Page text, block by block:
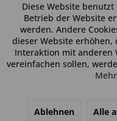
Diese Website
Betrieb der Website
werden. Andere
dieser Website
Interaktion mit anderen
vereinfachen sollen,
Ablehnen Alle